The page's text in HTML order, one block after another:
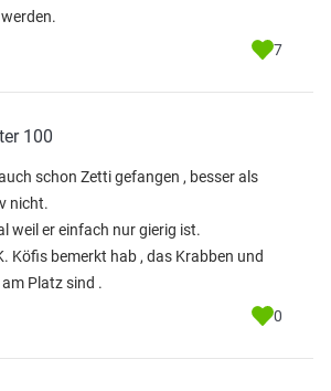
7
100
schon Zetti gefangen , besser als
nicht.
weil er einfach nur gierig ist.
Köfis bemerkt hab , das Krabben und
Platz sind .
0